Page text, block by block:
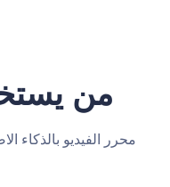
من
محرر الفيديو بالذكاء